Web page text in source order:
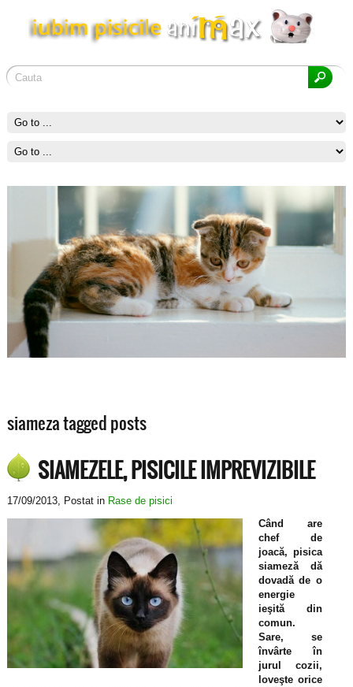
siameza tagged posts
SIAMEZELE, PISICILE IMPREVIZIBILE
17/09/2013, Postat in Rase de pisici
Când are
chef de
joacă, pisica
siameză dă
dovadă de o
energie
ieşită din
comun.
Sare, se
învârte în
jurul cozii,
loveşte orice